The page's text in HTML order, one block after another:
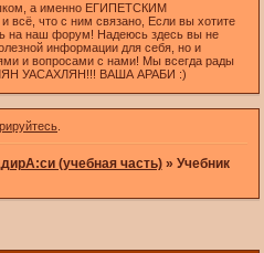
а именно ЕГИПЕТСКИМ
что с ним связано, Если вы хотите
на наш форум! Надеюсь здесь вы не
информации для себя, но и
и вопросами с нами! Мы всегда рады
УАСАХЛЯН!!! ВАША АРАБИ :)
.
(учебная часть) » Учебник